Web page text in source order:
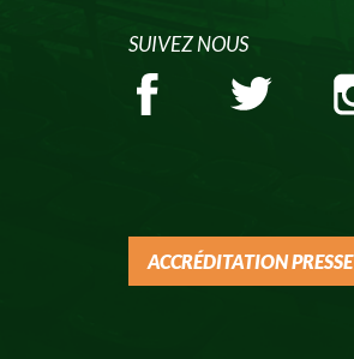
SUIVEZ NOUS
ACCRÉDITATION PRESSE